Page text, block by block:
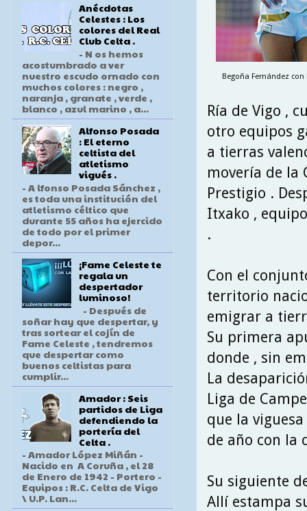
Begoña Fernández
Ría de Vigo ,
otro equipos
a tierras
movería de la
Prestigio .
Itxako ,
.
Con el
territorio
emigrar a
Su primera
donde , sin
La
Liga de
que la
de año con la
Su siguiente
Allí estampa
Anécdotas
Celestes : Los
colores del Real
Club Celta .
- N os hemos
acostumbrado a ver
nuestro escudo ornado con
muchos colores : negro ,
naranja , granate , verde ,
blanco , azul marino , a...
Alfonso Posada
: El eterno
celtista del
atletismo
vigués .
- A lfonso Posada Sánchez ,
es toda una institución del
atletismo céltico que
durante 55 años ha ejercido
de todo por el primer
depor...
¡Fame Celeste te
regala un
despertador
luminoso!
- Después de
soñar hay que despertar, y
tras sortear el cojín de
Fame Celeste , tendremos
que despertar como
buenos celtistas para
cumplir...
Amador : Seis
partidos de Liga
defendiendo la
portería del
Celta .
- Amador López Miñán -
Nacido en A Coruña , el 28
de Enero de 1942 - Portero -
Equipos : R.C. Celta de Vigo
\ U.P. Lan...